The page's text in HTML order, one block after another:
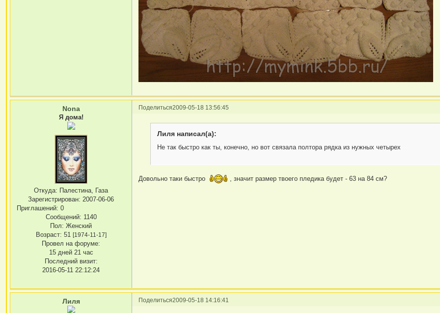
Поделиться2009-05-18 13:56:45
Nona
Я дома!
Откуда: Палестина, Газа
Зарегистрирован: 2007-06-06
Приглашений: 0
Сообщений: 1140
Пол: Женский
Возраст: 51 [1974-11-17]
Провел на форуме:
15 дней 21 час
Последний визит:
2016-05-11 22:12:24
Лиля написал(а):
Не так быстро как ты, конечно, но вот связала полтора рядка из нужных четырех
Довольно таки быстро , значит размер твоего пледика будет - 63 на 84 см?
Поделиться2009-05-18 14:16:41
Лиля